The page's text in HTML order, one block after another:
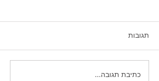
זכויות יוצרים בשיווק
תגובות
כתיבת תגובה...